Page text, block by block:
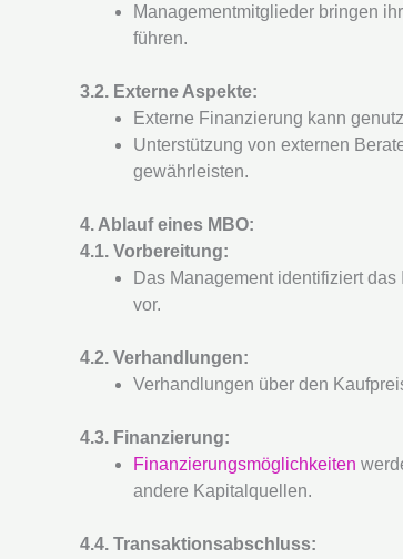
Managementmitglieder bringen
führen.
3.2. Externe Aspekte:
Externe Finanzierung kann
Unterstützung von externen
gewährleisten.
4. Ablauf eines MBO:
4.1. Vorbereitung:
Das Management identifiziert
vor.
4.2. Verhandlungen:
Verhandlungen über den
4.3. Finanzierung:
Finanzierungsmöglichkeiten
andere Kapitalquellen.
4.4. Transaktionsabschluss: